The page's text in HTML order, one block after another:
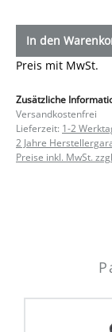
In den
Preis mit MwSt.
Zusätzliche
Versandkostenfrei
Lieferzeit: 1-2
2 Jahre
Preise inkl. MwSt.